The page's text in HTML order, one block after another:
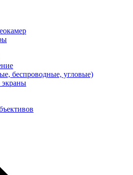
беспроводные, угловые)
экраны